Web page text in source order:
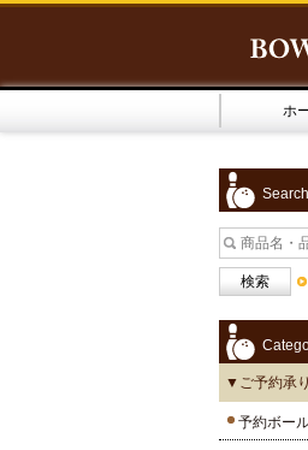
ホ
▼ご予約承
予約ボー